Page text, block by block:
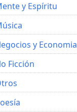
y Espíritu
y Economia
Ficción